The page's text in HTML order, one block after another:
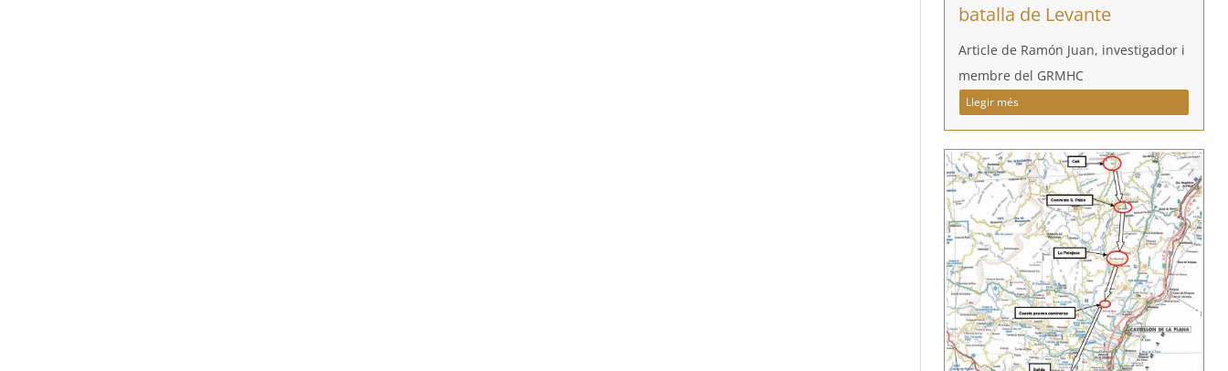
batalla de Levante
Article de Ramón Juan, investigador i
membre del GRMHC
Llegir més